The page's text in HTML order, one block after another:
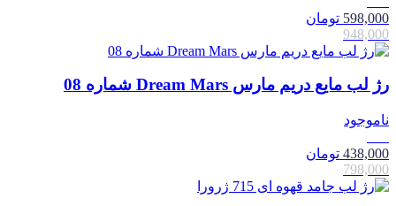
598,000 تومان
948,000
رژ لب مایع دریم مارس Dream Mars شماره 08
ناموجود
438,000 تومان
798,000